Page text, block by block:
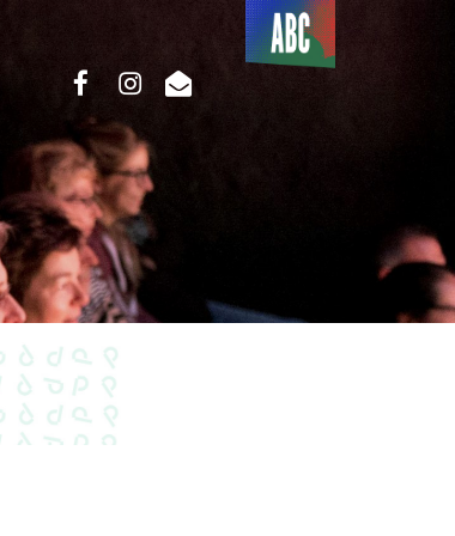
Du côté
de l’ABC
facebookinstagram
email